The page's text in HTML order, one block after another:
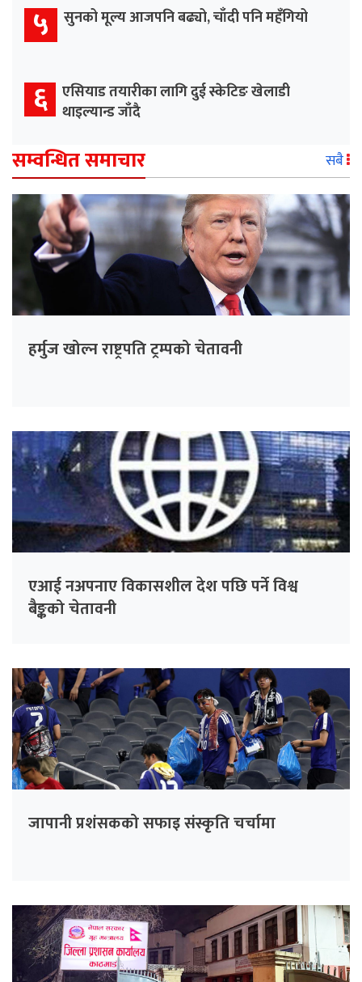
५ सुनको मूल्य आजपनि बढ्यो, चाँदी पनि महँगियो
६ एसियाड तयारीका लागि दुई स्केटिङ खेलाडी
थाइल्यान्ड जाँदै
सम्वन्धित समाचार सबै
हर्मुज खोल्न राष्ट्रपति ट्रम्पको चेतावनी
एआई नअपनाए विकासशील देश पछि पर्ने विश्व
बैङ्कको चेतावनी
जापानी प्रशंसकको सफाइ संस्कृति चर्चामा